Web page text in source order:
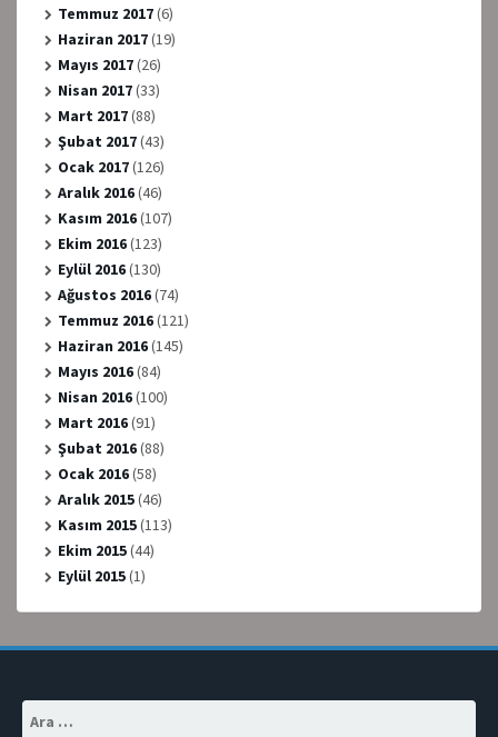
Temmuz 2017(6)
Haziran 2017(19)
Mayıs 2017(26)
Nisan 2017(33)
Mart 2017(88)
Şubat 2017(43)
Ocak 2017(126)
Aralık 2016(46)
Kasım 2016(107)
Ekim 2016(123)
Eylül 2016(130)
Ağustos 2016(74)
Temmuz 2016(121)
Haziran 2016(145)
Mayıs 2016(84)
Nisan 2016(100)
Mart 2016(91)
Şubat 2016(88)
Ocak 2016(58)
Aralık 2015(46)
Kasım 2015(113)
Ekim 2015(44)
Eylül 2015(1)